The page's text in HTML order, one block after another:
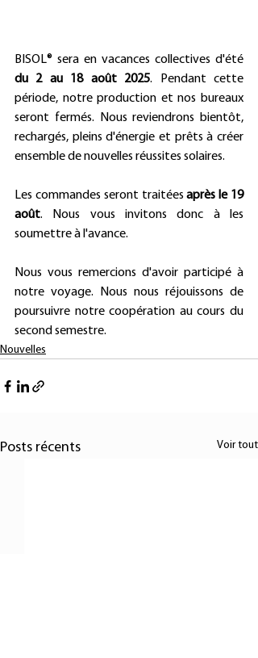
du 2 au 18 août 2025. Pendant cette
période, notre production et nos bureaux
seront fermés. Nous reviendrons bientôt,
rechargés, pleins d'énergie et prêts à créer
ensemble de nouvelles réussites solaires.
Les commandes seront traitées après le 19
août. Nous vous invitons donc à les
soumettre à l'avance.
Nous vous remercions d'avoir participé à
notre voyage. Nous nous réjouissons de
poursuivre notre coopération au cours du
second semestre.
Nouvelles
Posts récents Voir tout